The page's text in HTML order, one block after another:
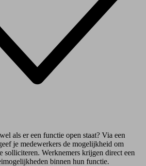
als er een functie open staat? Via een
je medewerkers de mogelijkheid om
solliciteren. Werknemers krijgen direct een
binnen hun functie.